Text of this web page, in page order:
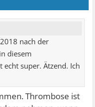
nach der
diesem
super. Ätzend. Ich
Thrombose ist